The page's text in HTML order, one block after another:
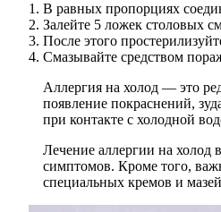
В равных пропорциях
Залейте 5 ложек столовых
После этого
Смазывайте средством
Аллергия на холод — это
появление покраснений,
при контакте с холодной
Лечение аллергии на холод
симптомов. Кроме того,
специальных кремов и